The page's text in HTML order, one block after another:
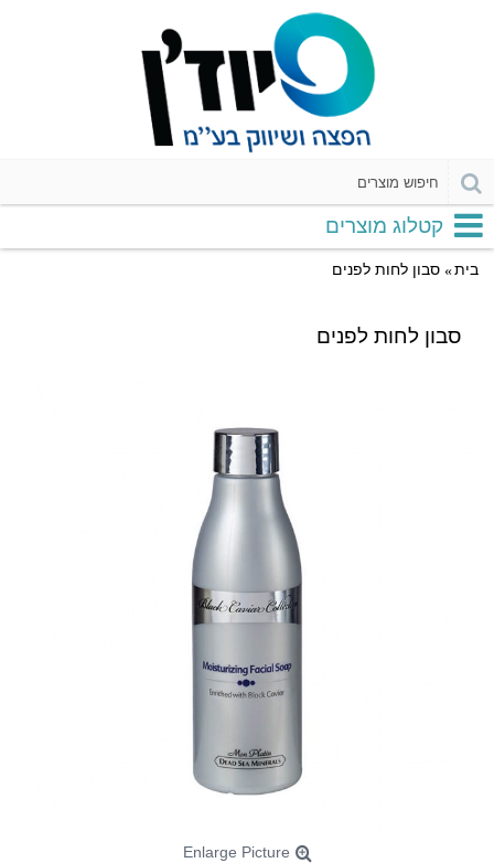
קטלוג מוצרים
בית סבון לחות לפנים
סבון לחות לפנים
Enlarge Picture